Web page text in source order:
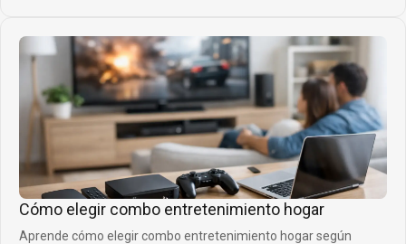
Cómo elegir combo entretenimiento hogar
Aprende cómo elegir combo entretenimiento hogar según